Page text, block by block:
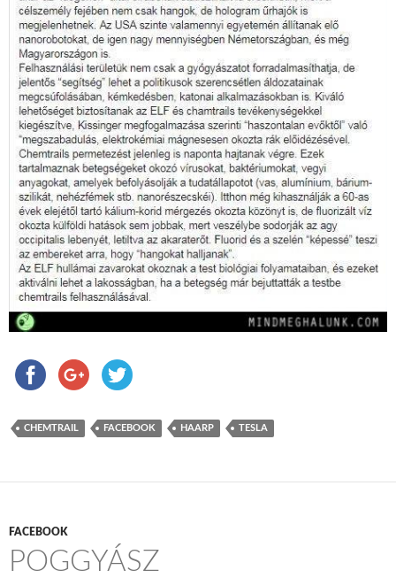
CHEMTRAIL FACEBOOK HAARP TESLA
FACEBOOK
POGGYÁSZ